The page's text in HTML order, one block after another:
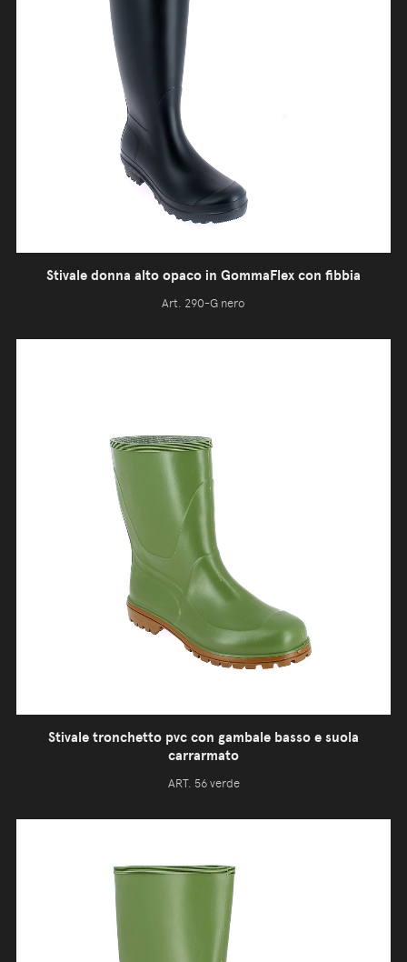
Stivale donna alto opaco in GommaFlex con fibbia
Art. 290-G nero
Stivale tronchetto pvc con gambale basso e suola
carrarmato
ART. 56 verde